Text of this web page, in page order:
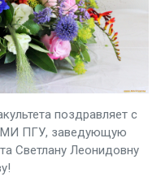
поздравляет с
ПГУ, заведующую
Светлану Леонидовну